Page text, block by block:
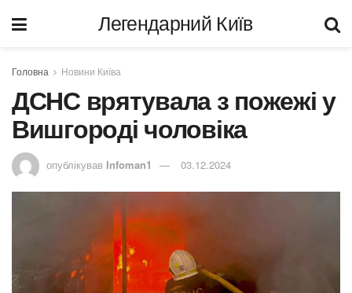
Легендарний Київ
Головна Новини Київа
ДСНС врятувала з пожежі у
Вишгороді чоловіка
опублікував Infoman1 03.12.2024